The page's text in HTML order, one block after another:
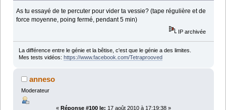
As tu essayé de te percuter pour vider ta vessie? (tape régulière et de
force moyenne, poing fermé, pendant 5 min)
IP archivée
La différence entre le génie et la bêtise, c'est que le génie a des limites.
Mes tests vidéos: https://www.facebook.com/Tetraprooved
anneso
Moderateur
« Réponse #100 le: 17 août 2010 à 17:19:38 »